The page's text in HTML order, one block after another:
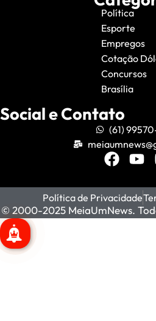
Política
Esporte
Empregos
Cotação
Concursos
Brasília
Social e Contato
(61)
Política de Privacidade
© 2000-2025 MeiaUmNews.